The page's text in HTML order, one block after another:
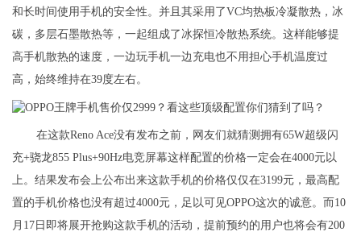
和长时间使用手机的安全性。并且其采用了VC均热板冷凝散热，冰
碳，多层石墨散热等，一起组成了冰探恒冷散热系统。这样能够提
高手机散热的速度，一边玩手机一边充电也不用担心手机温度过
高，始终维持在39度左右。
在这款Reno Ace没有发布之前，网友们就猜测拥有65W超级闪
充+骁龙855 Plus+90Hz电竞屏幕这样配置的价格一定会在4000元以
上。结果发布会上公布出来这款手机的价格仅仅在3199元，最高配
置的手机价格也没有超过4000元，足以可见OPPO这次的诚意。而10
月17日即将展开抢购这款手机的活动，提前预约的用户也将会有200